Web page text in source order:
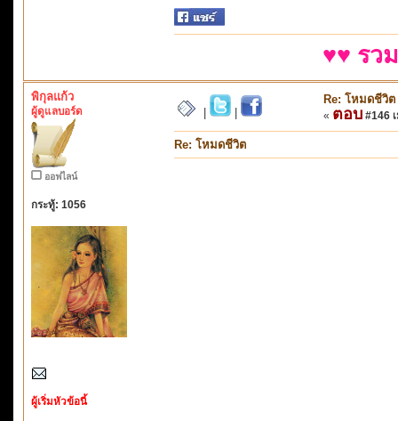
♥♥ รว
พิกุลแก้ว
ผู้ดูแลบอร์ด
ออฟไลน์
กระทู้: 1056
ผู้เริ่มหัวข้อนี้
Re: โหมดชีวิต
« ตอบ #146
Re: โหมดชีวิต